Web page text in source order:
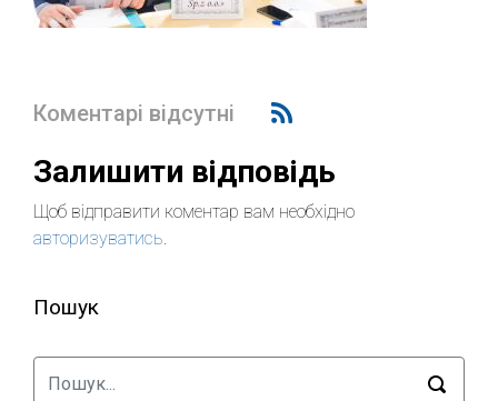
Коментарі відсутні
Залишити відповідь
Щоб відправити коментар вам необхідно
авторизуватись.
Пошук